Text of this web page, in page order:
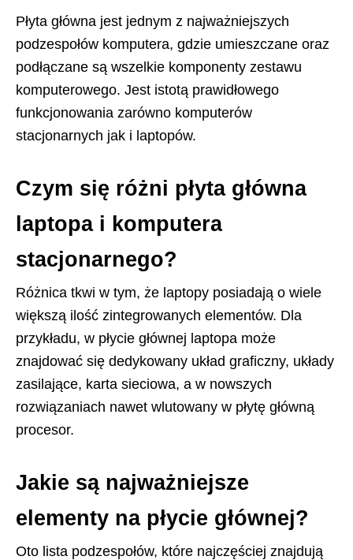
Płyta główna jest jednym z najważniejszych
podzespołów komputera, gdzie umieszczane oraz
podłączane są wszelkie komponenty zestawu
komputerowego. Jest istotą prawidłowego
funkcjonowania zarówno komputerów
stacjonarnych jak i laptopów.
Czym się różni płyta główna
laptopa i komputera
stacjonarnego?
Różnica tkwi w tym, że laptopy posiadają o wiele
większą ilość zintegrowanych elementów. Dla
przykładu, w płycie głównej laptopa może
znajdować się dedykowany układ graficzny, układy
zasilające, karta sieciowa, a w nowszych
rozwiązaniach nawet wlutowany w płytę główną
procesor.
Jakie są najważniejsze
elementy na płycie głównej?
Oto lista podzespołów, które najczęściej znajdują